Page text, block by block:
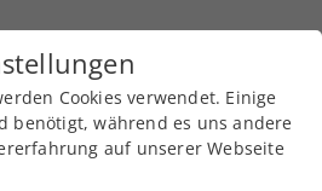
Cookies verwendet. Einige
benötigt, während es uns andere
auf unserer Webseite